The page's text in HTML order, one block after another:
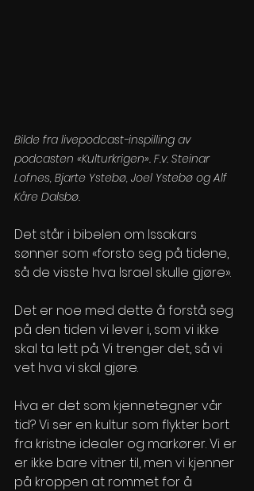
Bilde fra livepodcast-inspilling av
podcasten «Kulturkrigen». F.v. Steinar
Lofnes, Bjarte Ystebø, Joel Ystebø og Alf
Kåre Dalsbø.
Det står i bibelen om Issakars
sønner som «forsto seg på tidene,
så de visste hva Israel skulle gjøre».
Det er noe med dette å forstå seg
på den tiden vi lever i, som vi ikke
skal ta lett på. Vi trenger det, så vi
vet hva vi skal gjøre.
Hva er det som kjennetegner vår
tid? Vi ser en kultur som flykter bort
fra kristne idealer og markører. Vi er
er ikke bare vitner til, men vi kjenner
på kroppen at rommet for å